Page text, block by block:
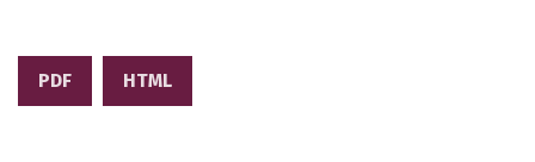
PDF HTML